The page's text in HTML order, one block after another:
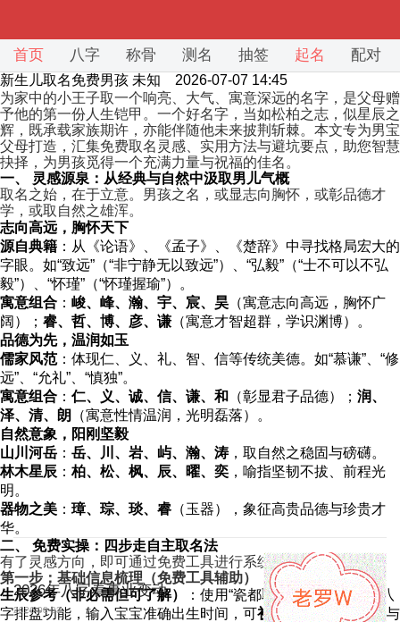
首页 八字 称骨 测名 抽签 起名 配对
新生儿取名免费男孩 未知 2026-07-07 14:45
为家中的小王子取一个响亮、大气、寓意深远的名字，是父母赠
予他的第一份人生铠甲。一个好名字，当如松柏之志，似星辰之
辉，既承载家族期许，亦能伴随他未来披荆斩棘。本文专为男宝
父母打造，汇集免费取名灵感、实用方法与避坑要点，助您智慧
抉择，为男孩觅得一个充满力量与祝福的佳名。
一、 灵感源泉：从经典与自然中汲取男儿气概
取名之始，在于立意。男孩之名，或显志向胸怀，或彰品德才
学，或取自然之雄浑。
志向高远，胸怀天下
源自典籍 ：从《论语》、《孟子》、《楚辞》中寻找格局宏大的
字眼。如“致远”（“非宁静无以致远”）、“弘毅”（“士不可以不弘
毅”）、“怀瑾”（“怀瑾握瑜”）。
寓意组合 ： 峻、峰、瀚、宇、宸、昊 （寓意志向高远，胸怀广
阔）； 睿、哲、博、彦、谦 （寓意才智超群，学识渊博）。
品德为先，温润如玉
儒家风范：体现仁、义、礼、智、信等传统美德。如“慕谦”、“修
远”、“允礼”、“慎独”。
寓意组合 ： 仁、义、诚、信、谦、和 （彰显君子品德）； 润、
泽、清、朗
（寓意性情温润，光明磊落）。
自然意象，阳刚坚毅
山川河岳 ： 岳、川、岩、屿、瀚、涛，取自然之稳固与磅礴。
林木星辰 ：柏、松、枫、辰、曜、奕 ，喻指坚韧不拔、前程光
明。
器物之美 ： 璋、琮、琰、睿 （玉器），象征高贵品德与珍贵才
华。
二、 免费实操：四步走自主取名法
有了灵感方向，即可通过免费工具进行系统化操作。
第一步：基础信息梳理（免费工具辅助）
生辰参考（非必需但可了解）
：使用“瓷都取名”等网站的免费八
字排盘功能，输入宝宝准确出生时间，可初步了解其生辰八字与
2026年八字看事业变动
2026-08-03